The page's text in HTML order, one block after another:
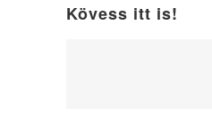
Kövess itt is!